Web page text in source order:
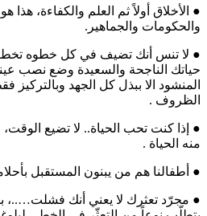
● الأخلاق أولاً ثم العلم والكفاءة، هذا
والحكومات والجماهير.
● لا تنس أنك تضيف في كل خطوه
حياتك الناجحة والسعيدة وضع نصب
المنشود الا ببذل كل الجهد وبالتركيز
الظروف .
● إذا كنت تحب الحياة.. لا تضيع
منه الحياة .
● أطفالنا هم من يبنون المستقبل
● مجرّد تعثرك لا يعني أنك فشلت…..،